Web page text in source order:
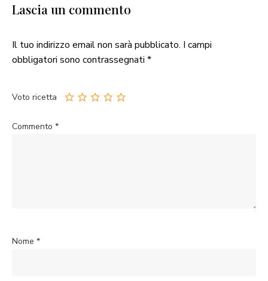
Lascia un commento
Il tuo indirizzo email non sarà pubblicato. I campi
obbligatori sono contrassegnati *
Voto ricetta
Commento *
Nome *